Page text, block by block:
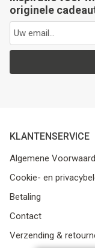
originele
KLANTENSERVICE
Algemene
Cookie- en
Betaling
Contact
Verzending &